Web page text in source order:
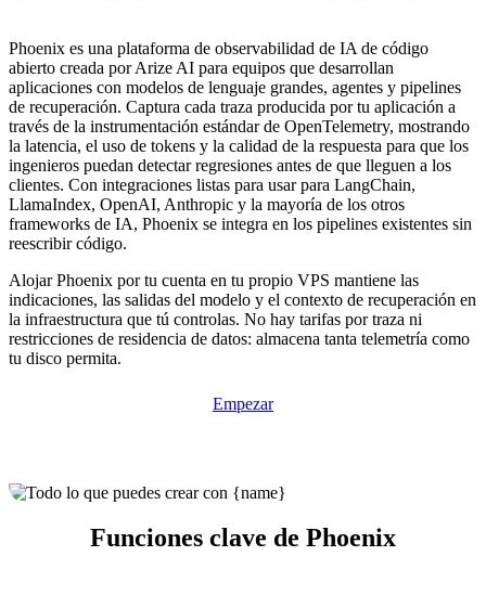
Phoenix es una plataforma de observabilidad de IA de código
abierto creada por Arize AI para equipos que desarrollan
aplicaciones con modelos de lenguaje grandes, agentes y pipelines
de recuperación. Captura cada traza producida por tu aplicación a
través de la instrumentación estándar de OpenTelemetry, mostrando
la latencia, el uso de tokens y la calidad de la respuesta para que los
ingenieros puedan detectar regresiones antes de que lleguen a los
clientes. Con integraciones listas para usar para LangChain,
LlamaIndex, OpenAI, Anthropic y la mayoría de los otros
frameworks de IA, Phoenix se integra en los pipelines existentes sin
reescribir código.
Alojar Phoenix por tu cuenta en tu propio VPS mantiene las
indicaciones, las salidas del modelo y el contexto de recuperación en
la infraestructura que tú controlas. No hay tarifas por traza ni
restricciones de residencia de datos: almacena tanta telemetría como
tu disco permita.
Empezar
Funciones clave de Phoenix